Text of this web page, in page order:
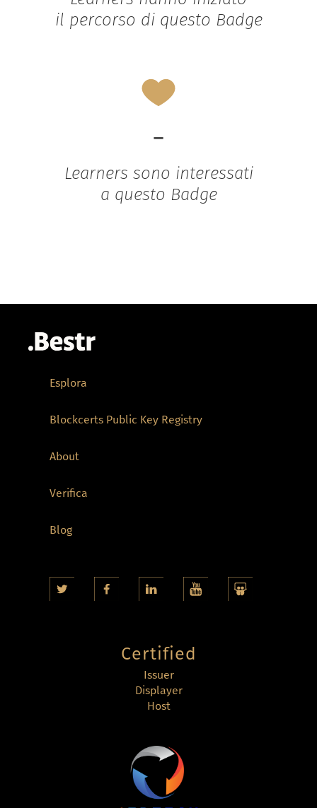
il percorso di questo Badge
-
Learners sono interessati
a questo Badge
Esplora
Blockcerts Public Key Registry
About
Verifica
Blog
Certified
Issuer
Displayer
Host